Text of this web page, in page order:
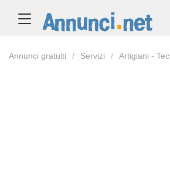
Annunci gratuiti Servizi Artigiani -